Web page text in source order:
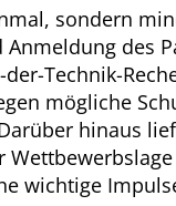
sondern
des
Technik-
mögliche
hinaus
wichtige